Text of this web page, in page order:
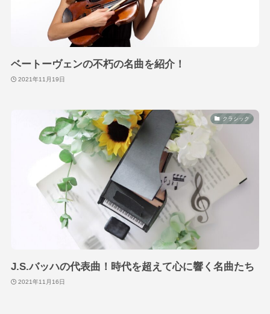
ベートーヴェンの不朽の名曲を紹介！
2021年11月19日
クラシック
J.S.バッハの代表曲！時代を超えて心に響く名曲たち
2021年11月16日